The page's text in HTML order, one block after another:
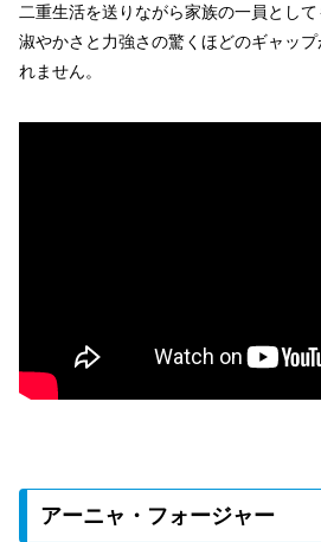
二重生活を送りながら家族の一員として
淑やかさと力強さの驚くほどのギャッ
れません。
アーニャ・フォージャー